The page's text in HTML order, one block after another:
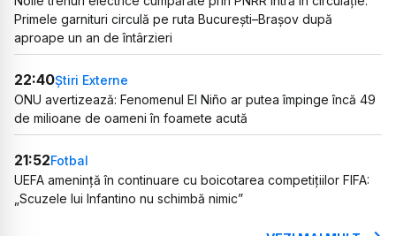
Primele garnituri circulă pe ruta București–Brașov după
aproape un an de întârzieri
22:40Știri Externe
ONU avertizează: Fenomenul El Niño ar putea împinge încă 49
de milioane de oameni în foamete acută
21:52Fotbal
UEFA amenință în continuare cu boicotarea competițiilor FIFA:
„Scuzele lui Infantino nu schimbă nimic”